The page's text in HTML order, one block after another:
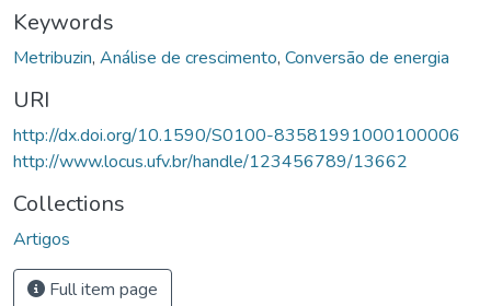
Keywords
Metribuzin, Análise de crescimento, Conversão de energia
URI
http://dx.doi.org/10.1590/S0100-83581991000100006
http://www.locus.ufv.br/handle/123456789/13662
Collections
Artigos
Full item page